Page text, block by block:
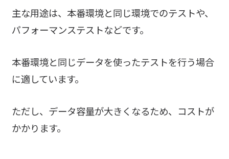
主な用途は、本番環境と同じ環境でのテストや、
パフォーマンステストなどです。
本番環境と同じデータを使ったテストを行う場合
に適しています。
ただし、データ容量が大きくなるため、コストが
かかります。